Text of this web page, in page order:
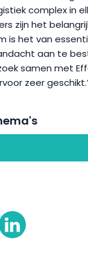
complex in
zijn het
is het van
aan te
samen met
zeer